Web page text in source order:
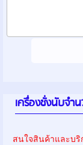
เครื่องชั่งนับจำ
สนใจสินค้าและบริ